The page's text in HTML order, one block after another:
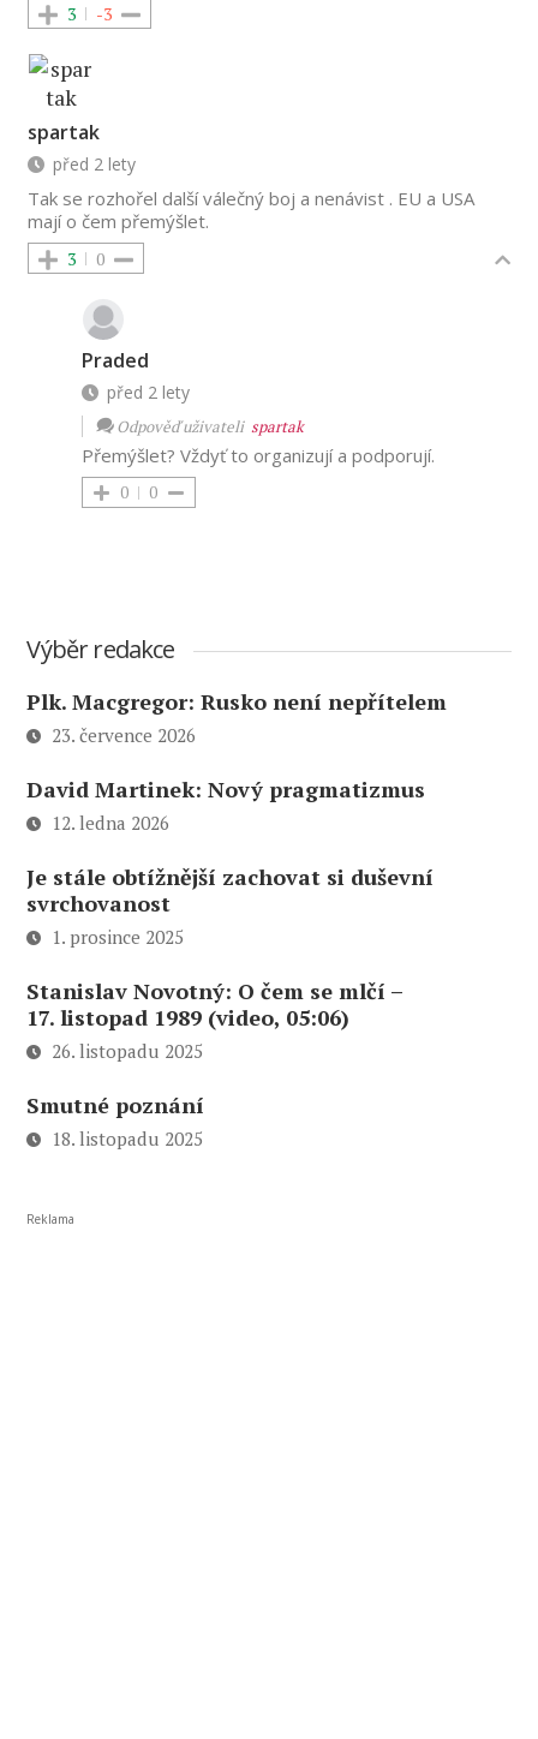
3 -3
spartak
před 2 lety
Tak se rozhořel další válečný boj a nenávist . EU a USA
mají o čem přemýšlet.
3 0
Praded
před 2 lety
Odpověď uživatelispartak
Přemýšlet? Vždyť to organizují a podporují.
0 0
Výběr redakce
Plk. Macgregor: Rusko není nepřítelem
23. července 2026
David Martinek: Nový pragmatizmus
12. ledna 2026
Je stále obtížnější zachovat si duševní
svrchovanost
1. prosince 2025
Stanislav Novotný: O čem se mlčí –
17. listopad 1989 (video, 05:06)
26. listopadu 2025
Smutné poznání
18. listopadu 2025
Reklama